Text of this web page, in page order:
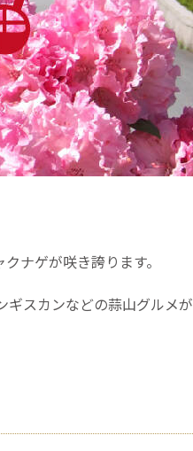
ナゲが咲き誇ります。
ギスカンなどの蒜山グルメが